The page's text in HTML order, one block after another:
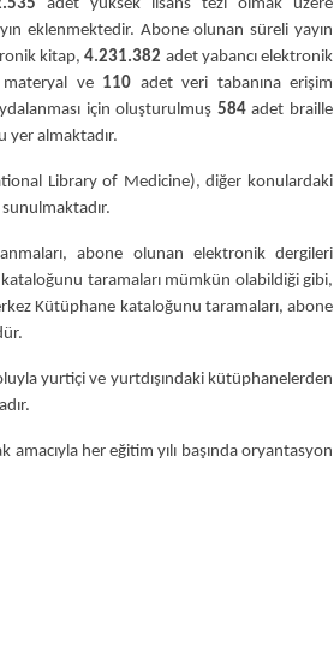
adet yüksek lisans tezi olmak üzere
eklenmektedir. Abone olunan süreli yayın
kitap,4.231.382 adet yabancı elektronik
materyal ve 110 adet veri tabanına erişim
için oluşturulmuş 584adet braille
yer almaktadır.
Library of Medicine), diğer konulardaki
abone olunan elektronik dergileri
taramaları mümkün olabildiği gibi,
Kütüphane kataloğunu taramaları, abone
yurtiçi ve yurtdışındaki kütüphanelerden
her eğitim yılı başında oryantasyon